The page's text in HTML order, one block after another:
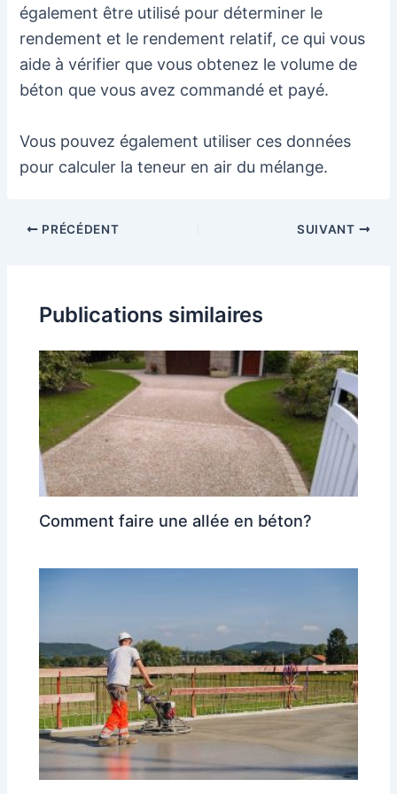
également être utilisé pour déterminer le
rendement et le rendement relatif, ce qui vous
aide à vérifier que vous obtenez le volume de
béton que vous avez commandé et payé.
Vous pouvez également utiliser ces données
pour calculer la teneur en air du mélange.
NavigationPRÉCÉDENT SUIVANT
Publications similaires
Comment faire une allée en béton?